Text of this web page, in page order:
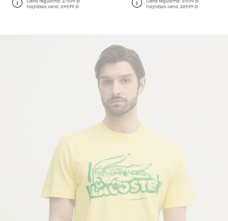
Najniższa cena:249,99 zł
Najniższa cena: 229,99 zł